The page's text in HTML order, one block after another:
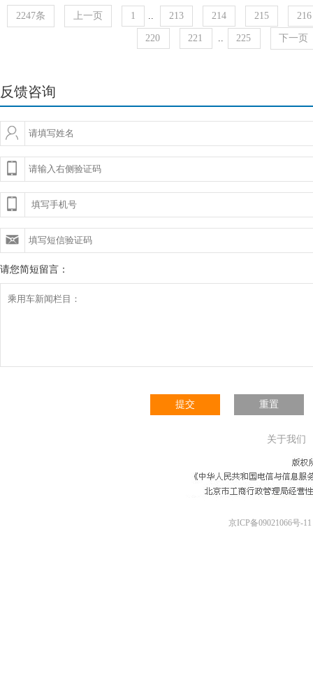
2247条 上一页 1 .. 213 214 215 216
220 221 .. 225 下一页
反馈咨询
请您简短留言：
提交 重置
关于我们
京ICP备09021066号-11